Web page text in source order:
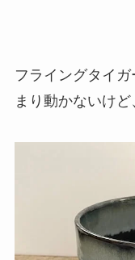
フライングタイ
まり動かないけど